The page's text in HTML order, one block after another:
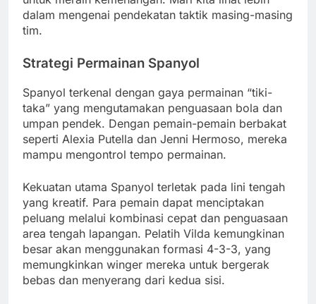
dalam mengenai pendekatan taktik masing-masing
tim.
Strategi Permainan Spanyol
Spanyol terkenal dengan gaya permainan “tiki-
taka” yang mengutamakan penguasaan bola dan
umpan pendek. Dengan pemain-pemain berbakat
seperti Alexia Putella dan Jenni Hermoso, mereka
mampu mengontrol tempo permainan.
Kekuatan utama Spanyol terletak pada lini tengah
yang kreatif. Para pemain dapat menciptakan
peluang melalui kombinasi cepat dan penguasaan
area tengah lapangan. Pelatih Vilda kemungkinan
besar akan menggunakan formasi 4-3-3, yang
memungkinkan winger mereka untuk bergerak
bebas dan menyerang dari kedua sisi.